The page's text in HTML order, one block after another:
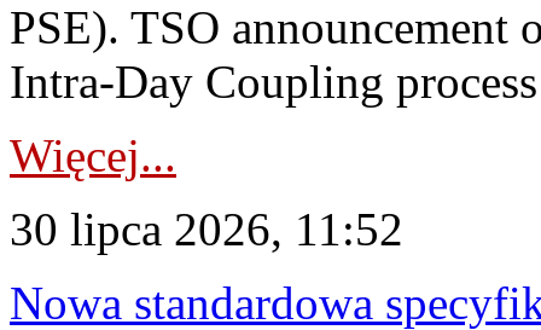
PSE). TSO announcement
Intra-Day Coupling
Więcej...
30 lipca 2026, 11:52
Nowa standardowa